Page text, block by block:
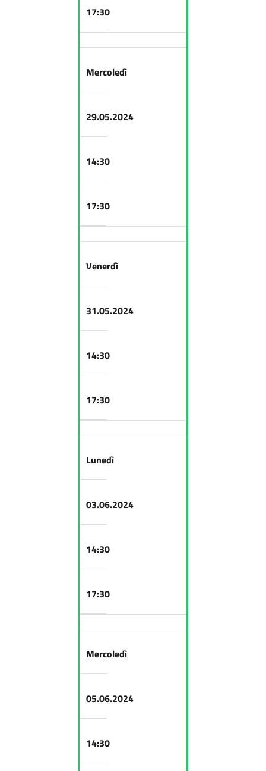
17:30
Mercoledì
29.05.2024
14:30
17:30
Venerdì
31.05.2024
14:30
17:30
Lunedì
03.06.2024
14:30
17:30
Mercoledì
05.06.2024
14:30